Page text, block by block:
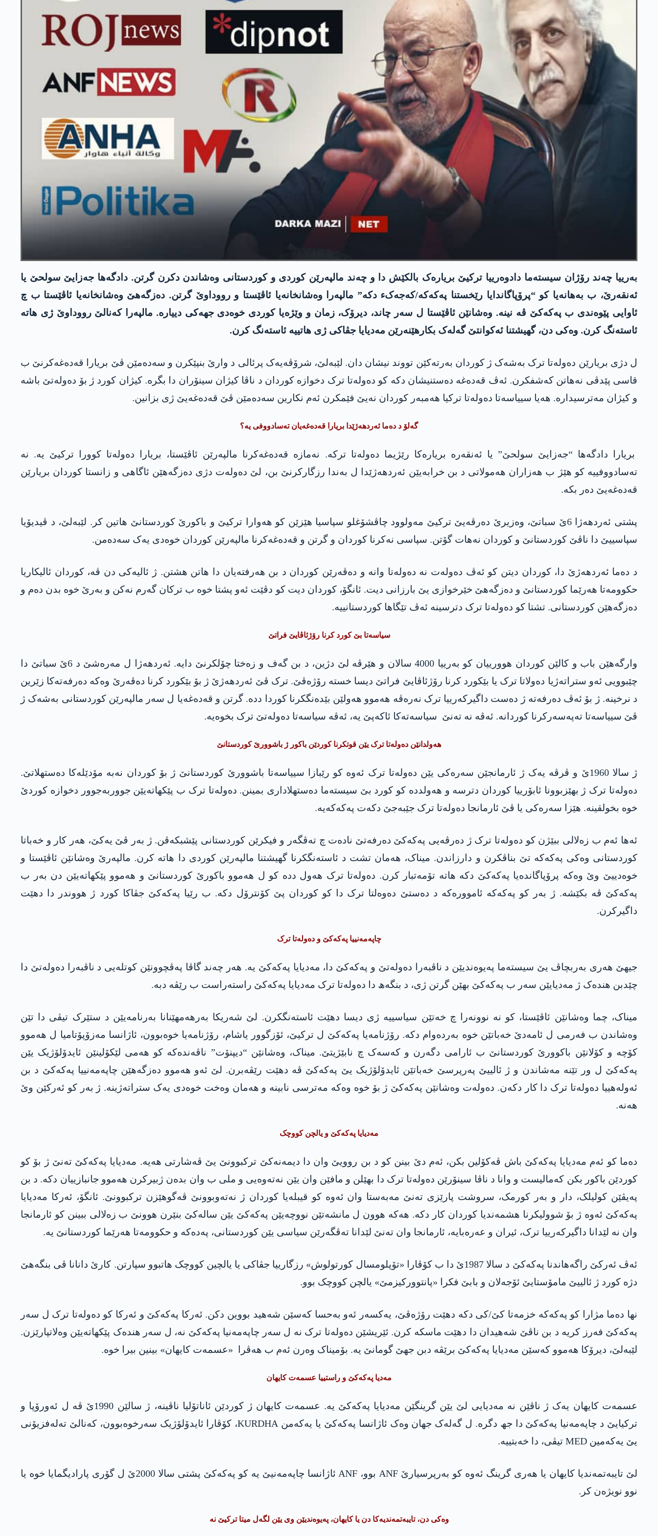
بەرییا چەند رۆژان سیستەما دادوەرییا ترکیێ بریارەک بالکێش دا و چەند مالپەرێن کوردی و کوردستانی وەشاندن دکرن گرتن. دادگەھا جەزایێ سولحێ یا
ئەنقەرێ، ب بەهانەیا کو “پرۆپاگاندایا رێخستنا پەکەکە/کەجەکء دکە” مالپەرا وەشانخانەیا ئاڤێستا و رووداوێ گرتن. دەزگەھێ وەشانخانەیا ئاڤێستا ب چ
ئاوایی پێوەندی ب پەکەکێ ڤە نینە. وەشانێن ئاڤێستا ل سەر چاند، دیرۆک، زمان و وێژەیا کوردی خوەدی جھەکی دییارە. مالپەرا کەنالێ رووداوێ ژی ھاتە
ئاستەنگ کرن. وەکی دن، گھیشتنا ئەکوانتێ گەلەک بکارھێنەرێن مەدیایا جڤاکی ژی ھاتییە ئاستەنگ کرن.
ل دژی بریارێن دەولەتا ترک بەشەک ژ کوردان بەرتەکێن تووند نیشان دان. لێبەلێ، شرۆڤەیەک پرئالی د وارێ بنپێکرن و سەدەمێن ڤێ بریارا قەدەغەکرنێ ب
قاسی پێدڤی نەھاتن کەشفکرن. ئەڤ قەدەغە دەستنیشان دکە کو دەولەتا ترک دخوازە کوردان د ناڤا کیژان سینۆران دا بگرە. کیژان کورد ژ بۆ دەولەتێ باشە
و کیژان مەترسیدارە. ھەیا سییاسەتا دەولەتا ترکیا ھەمبەر کوردان نەیێ فێمکرن ئەم نکارین سەدەمێن ڤێ قەدەغەیێ ژی بزانین.
گەلۆ د دەما ئەردھەژێدا بریارا قەدەغەیان تەسادووفی یە؟
بریارا دادگەھا “جەزایێ سولحێ” یا ئەنقەرە بریارەکا رێژیما دەولەتا ترکە. نەمازە قەدەغەکرنا مالپەرێن ئاڤێستا، بریارا دەولەتا کوورا ترکیێ یە. نە
تەسادووفییە کو ھێژ ب ھەزاران ھەمولاتی د بن خرابەیێن ئەردھەژێدا ل بەندا رزگارکرنێ بن، لێ دەولەت دژی دەزگەھێن ئاگاھی و زانستا کوردان بریارێن
قەدەغەیێ دەر بکە.
پشتی ئەردھەژا 6ێ سباتێ، وەزیرێ دەرڤەیێ ترکیێ مەولوود چاڤشۆغلو سپاسیا ھێزێن کو ھەوارا ترکیێ و باکورێ کوردستانێ ھاتین کر. لێبەلێ، د ڤیدیۆیا
سپاسییێ دا ناڤێ کوردستانێ و کوردان نەھات گۆتن. سپاسی نەکرنا کوردان و گرتن و قەدەغەکرنا مالپەرێن کوردان خوەدی یەک سەدەمن.
د دەما ئەردھەژێ دا، کوردان دیتن کو ئەڤ دەولەت نە دەولەتا وانە و دەڤەرێن کوردان د بن ھەرفتەیان دا ھاتن ھشتن. ژ ئالیەکی دن ڤە، کوردان ئالیکاریا
حکوومەتا ھەرێما کوردستانێ و دەزگەھێ خێرخوازی یێ بارزانی دیت. ئانگۆ، کوردان دیت کو دڤێت ئەو پشتا خوە ب ترکان گەرم نەکن و بەرێ خوە بدن دەم و
دەزگەھێن کوردستانی. تشتا کو دەولەتا ترک دترسینە ئەڤ تێگاھا کوردستانییە.
سیاسەتا بێ کورد کرنا رۆژئاڤایێ فراتێ
وارگەھێن باب و کالێن کوردان ھوورییان کو بەرییا 4000 سالان و هێرڤە لێ دژین، د بن گەف و زەختا چۆلکرنێ دایە. ئەردھەژا ل مەرەشێ د 6ێ سباتێ دا
چێبوویی ئەو ستراتەژیا دەولاتا ترک یا بێکورد کرنا رۆژئاڤایێ فراتێ دیسا خستە رۆژەڤێ. ترک ڤێ ئەردھەژێ ژ بۆ بێکورد کرنا دەڤەرێ وەکە دەرفەتەکا زێرین
د نرخینە. ژ بۆ ئەڤ دەرفەتە ژ دەست داگیرکەرییا ترک نەرەڤە ھەموو ھەولێن بێدەنگکرنا کوردا ددە. گرتن و قەدەغەیا ل سەر مالپەرێن کوردستانی بەشەک ژ
ڤێ سییاسەتا تەپەسەرکرنا کوردانە. ئەڤە نە تەنێ سیاسەتەکا ئاکەپێ یە، ئەڤە سیاسەتا دەولەتێ ترک بخوەیە.
ھەولدانێن دەولەتا ترک یێن قوتکرنا کوردێن باکور ژ باشوورێ کوردستانێ
ژ سالا 1960ێ و ڤرڤە یەک ژ ئارمانجێن سەرەکی یێن دەولەتا ترک ئەوە کو رێبازا سییاسەتا باشوورێ کوردستانێ ژ بۆ کوردان نەبە مۆدێلەکا دەستھلاتێ.
دەولەتا ترک ژ بھێزبوونا ئابۆرییا کوردان دترسە و ھەولددە کو کورد بێ سیستەما دەستھلاداری بمینن. دەولەتا ترک ب پێکھاتەیێن جووربەجوور دخوازە کوردێ
خوە بخولقینە. ھێزا سەرەکی یا ڤێ ئارمانجا دەولەتا ترک جێبەجێ دکەت پەکەکەیە.
ئەھا ئەم ب زەلالی ببێژن کو دەولەتا ترک ژ دەرڤەیی پەکەکێ دەرفەتێ نادەت چ تەڤگەر و فیکرێن کوردستانی پێشبکەڤن. ژ بەر ڤێ یەکێ، ھەر کار و خەباتا
کوردستانی وەکی پەکەکە تێ بناڤکرن و دارزاندن. میناک، ھەمان تشت د ئاستەنگکرنا گھیشتنا مالپەرێن کوردی دا ھاتە کرن. مالپەرێ وەشانێن ئاڤێستا و
خوەدییێ وێ وەکە پرۆپاگاندەیا پەکەکێ دکە ھاتە تۆمەتبار کرن. دەولەتا ترک ھەول ددە کو ل ھەموو باکورێ کوردستانێ و ھەموو پێکھاتەیێن دن بەر ب
پەکەکێ ڤە بکێشە. ژ بەر کو پەکەکە ئاموورەکە د دەستێ دەوەلتا ترک دا کو کوردان پێ کۆنترۆل دکە. ب رێیا پەکەکێ جڤاکا کورد ژ ھووندر دا دهێت
داگیرکرن.
چاپەمەنییا پەکەکێ و دەولەتا ترک
جیھێ ھەری بەربچاڤ یێ سیستەما پەیوەندیێن د ناڤبەرا دەولەتێ و پەکەکێ دا، مەدیایا پەکەکێ یە. ھەر چەند گاڤا پەڤچوونێن کوتلەیی د ناڤبەرا دەولەتێ دا
چێدبن ھندەک ژ مەدیایێن سەر ب پەکەکێ بهێن گرتن ژی، د بنگەھ دا دەولەتا ترک مەدیایا پەکەکێ راستەراست ب رێڤە دبە.
میناک، چما وەشانێن ئاڤێستا، کو نە نوونەرا چ خەتێن سیاسییە ژی دیسا دهێت ئاستەنگکرن. لێ شەریکا بەرهەمهێنانا بەرنامەیێن د ستێرک تیڤی دا تێن
وەشاندن ب فەرمی ل ئامەدێ خەباتێن خوە بەردەوام دکە. رۆژنامەیا پەکەکێ ل ترکیێ، ئۆزگوور یاشام، رۆژنامەیا خوەبوون، ئاژانسا مەزۆپۆتامیا ل ھەموو
کۆچە و کۆلانێن باکوورێ کوردستانێ ب ئارامی دگەرن و کەسەک چ نابێژیتێ. میناک، وەشانێن “دیپنۆت” ناڤەندەکە کو ھەمی لێکۆلینێن ئایدۆلۆژیک یێن
پەکەکێ ل ور تێنە مەشاندن و ژ ئالییێ پەرپرسێ خەباتێن ئایدۆلۆژیک یێ پەکەکێ ڤە دهێت رێڤەبرن. لێ ئەو ھەموو دەزگەھێن چاپەمەنییا پەکەکێ د بن
ئەولەھییا دەولەتا ترک دا کار دکەن. دەولەت وەشانێن پەکەکێ ژ بۆ خوە وەکە مەترسی نابینە و ھەمان وەخت خوەدی یەک ستراتەژینە. ژ بەر کو ئەرکێن وێ
ھەنە.
مەدیایا پەکەکێ و یالچن کووچک
دەما کو ئەم مەدیایا پەکەکێ باش ڤەکۆلین بکن، ئەم دێ بینن کو د بن روویێ وان دا دیمەنەکێ ترکبوونێ یێ ڤەشارتی ھەیە. مەدیایا پەکەکێ تەنێ ژ بۆ کو
کوردێن باکور بکن کەمالیست و وانا د ناڤا سینۆرێن دەولەتا ترک دا بھێلن و مافێن وان یێن نەتەوەیی و ملی ب وان بدەن ژبیرکرن ھەموو جانبازییان دکە. د بن
پەیڤێن کولیلک، دار و بەر کورمک، سروشت پارێزی تەنێ مەبەستا وان ئەوە کو قیبلەیا کوردان ژ نەتەوبوونێ ڤەگوھێزن ترکبوونێ. ئانگۆ، ئەرکا مەدیایا
پەکەکێ ئەوە ژ بۆ شوولیکرنا ھشمەندیا کوردان کار دکە. ھەکە ھوون ل مانشەتێن نووچەیێن پەکەکێ یێن سالەکێ بنێرن ھوونێ ب زەلالی ببینن کو ئارمانجا
وان نە لێدانا داگیرکەرییا ترک، ئیران و عەرەبایە، ئارمانجا وان تەنێ لێدانا تەڤگەرێن سیاسی یێن کوردستانی، پەدەکە و حکوومەتا ھەرێما کوردستانێ یە.
ئەڤ ئەرکێ راگەھاندنا پەکەکێ د سالا 1987ێ دا ب کۆڤارا «تۆپلومسال کورتولوش» رزگارییا جڤاکی یا یالچین کووچک ھاتبوو سپارتن. کارێ دانانا ڤی بنگەھێ
دژە کورد ژ ئالییێ مامۆستایێ ئۆجەلان و بابێ فکرا «پانتوورکیزمێ» یالچن کووچک بوو.
نھا دەما مژارا کو پەکەکە خزمەتا کێ/کی دکە دهێت رۆژەڤێ، یەکسەر ئەو بەحسا کەسێن شەھید بووین دکن. ئەرکا پەکەکێ و ئەرکا کو دەولەتا ترک ل سەر
پەکەکێ فەرز کریە د بن ناڤێ شەھیدان دا دهێت ماسکە کرن. ئێریشێن دەولەتا ترک نە ل سەر چاپەمەنیا پەکەکێ نە، ل سەر ھندەک پێکھاتەیێن وەلاتپارێزن.
لێبەلێ، دیرۆکا ھەموو کەسێن مەدیایا پەکەکێ برێڤە دبن جهێ گومانێ یە. بۆمیناک وەرن ئەم ب ھەڤرا «عسمەت کایھان» بینین بیرا خوە.
مەدیا پەکەکێ و راستییا عسمەت کایھان
عسمەت کایھان یەک ژ ناڤێن نە مەدیایی لێ یێن گرینگێن مەدیایا پەکەکێ یە. عسمەت کایھان ژ کوردێن ئاناتۆلیا ناڤینە، ژ سالێن 1990ێ ڤە ل ئەورۆپا و
ترکیایێ د چاپەمەنیا پەکەکێ دا جھ دگرە. ل گەلەک جھان وەک ئاژانسا پەکەکێ یا یەکەمن KURDHA، کۆڤارا ئایدۆلۆژیک سەرخوەبوون، کەنالێ تەلەفزیۆنی
یێ یەکەمین MED تیڤی، دا خەبتییە.
لێ تایبەتمەندیا کایھان یا ھەری گرینگ ئەوە کو بەرپرسیارێ ANF بوو، ANF ئاژانسا چاپەمەنیێ یە کو پەکەکێ پشتی سالا 2000ێ ل گۆری پارادیگمایا خوە یا
نوو نویژەن کر.
وەکی دن، تایبەتمەندیەکا دن یا کایھان، پەیوەندیێن وی یێن لگەل میتا ترکیێ نە